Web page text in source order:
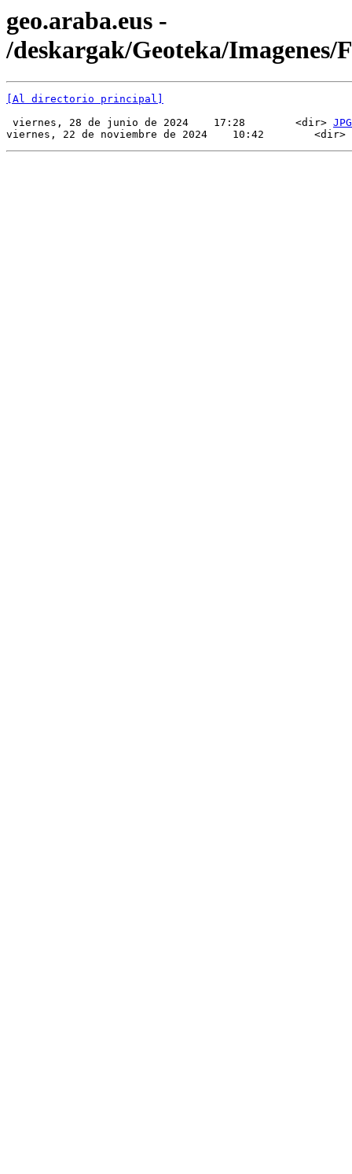
geo.araba.eus -
/deskargak/Geoteka/Imagenes/
[Al directorio principal]
viernes, 28 de junio de 2024    17:28        <dir> JPG
viernes, 22 de noviembre de 2024    10:42        <dir>